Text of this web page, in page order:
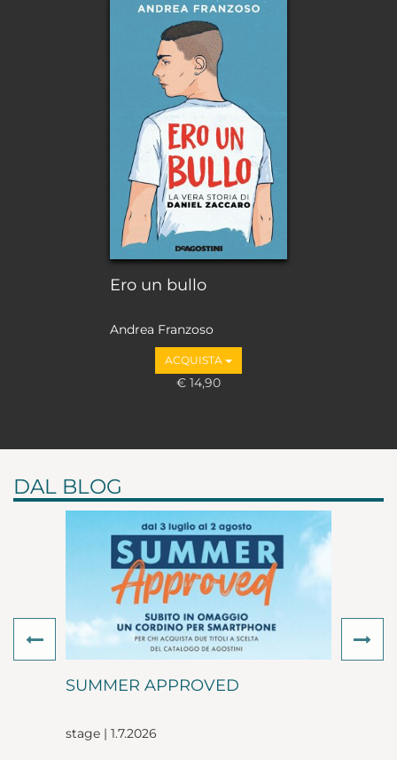
Ero un bullo
Andrea Franzoso
ACQUISTA
€ 14,90
DAL BLOG
SUMMER APPROVED
stage | 1.7.2026
Previous